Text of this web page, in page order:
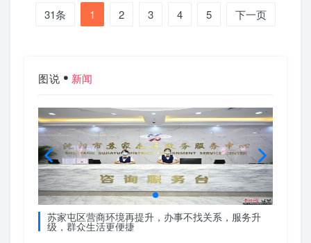
31条 1 2 3 4 5 下一页
图说 新闻
苏家屯区营商环境再提升，办事不找关系，服务升
级，群众生活更便捷